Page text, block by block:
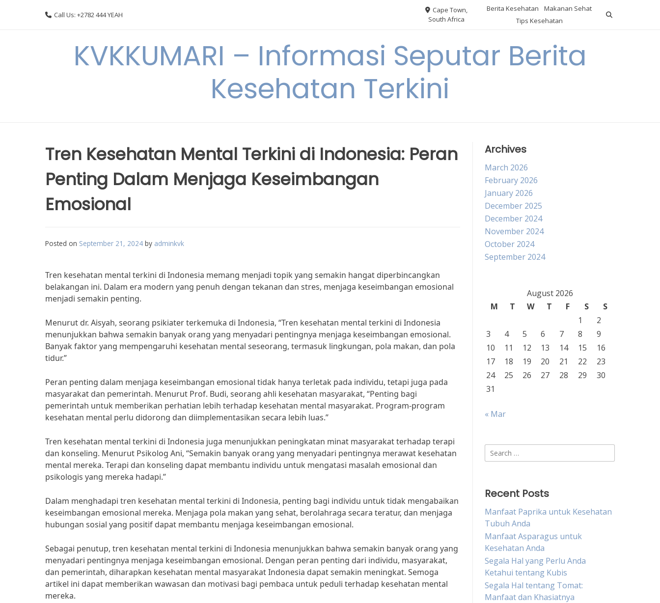
Call Us: +2782 444 YEAH
Cape Town,
South Africa
Berita Kesehatan
Makanan Sehat
Tips Kesehatan
KVKKUMARI – Informasi Seputar Berita
Kesehatan Terkini
Tren Kesehatan Mental Terkini di Indonesia: Peran
Penting Dalam Menjaga Keseimbangan
Emosional
Posted on September 21, 2024 by adminkvk
Tren kesehatan mental terkini di Indonesia memang menjadi topik yang semakin hangat diperbincangkan
belakangan ini. Dalam era modern yang penuh dengan tekanan dan stres, menjaga keseimbangan emosional
menjadi semakin penting.
Menurut dr. Aisyah, seorang psikiater terkemuka di Indonesia, “Tren kesehatan mental terkini di Indonesia
menunjukkan bahwa semakin banyak orang yang menyadari pentingnya menjaga keseimbangan emosional.
Banyak faktor yang mempengaruhi kesehatan mental seseorang, termasuk lingkungan, pola makan, dan pola
tidur.”
Peran penting dalam menjaga keseimbangan emosional tidak hanya terletak pada individu, tetapi juga pada
masyarakat dan pemerintah. Menurut Prof. Budi, seorang ahli kesehatan masyarakat, “Penting bagi
pemerintah untuk memberikan perhatian lebih terhadap kesehatan mental masyarakat. Program-program
kesehatan mental perlu didorong dan diimplementasikan secara lebih luas.”
Tren kesehatan mental terkini di Indonesia juga menunjukkan peningkatan minat masyarakat terhadap terapi
dan konseling. Menurut Psikolog Ani, “Semakin banyak orang yang menyadari pentingnya merawat kesehatan
mental mereka. Terapi dan konseling dapat membantu individu untuk mengatasi masalah emosional dan
psikologis yang mereka hadapi.”
Dalam menghadapi tren kesehatan mental terkini di Indonesia, penting bagi individu untuk tidak mengabaikan
keseimbangan emosional mereka. Menjaga pola makan yang sehat, berolahraga secara teratur, dan menjaga
hubungan sosial yang positif dapat membantu menjaga keseimbangan emosional.
Sebagai penutup, tren kesehatan mental terkini di Indonesia menunjukkan bahwa semakin banyak orang yang
menyadari pentingnya menjaga keseimbangan emosional. Dengan peran penting dari individu, masyarakat,
dan pemerintah, diharapkan kesehatan mental masyarakat Indonesia dapat semakin meningkat. Semoga
artikel ini dapat memberikan wawasan dan motivasi bagi pembaca untuk peduli terhadap kesehatan mental
mereka.
Archives
March 2026
February 2026
January 2026
December 2025
December 2024
November 2024
October 2024
September 2024
August 2026
M
T W T F S
S
1
2
3
4 5 6 7 8
9
10
11 12 13 14 15
16
17
18 19 20 21 22
23
24
25 26 27 28 29
30
31
« Mar
Search
for:
Recent Posts
Manfaat Paprika untuk Kesehatan
Tubuh Anda
Manfaat Asparagus untuk
Kesehatan Anda
Segala Hal yang Perlu Anda
Ketahui tentang Kubis
Segala Hal tentang Tomat:
Manfaat dan Khasiatnya